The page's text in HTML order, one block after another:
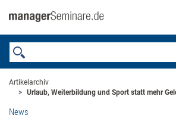
Artikelarchiv
Urlaub, Weiterbildung und Sport statt mehr
News